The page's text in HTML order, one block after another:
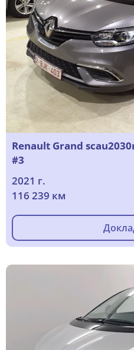
Renault Grand
#3
2021 г.
116 239 км